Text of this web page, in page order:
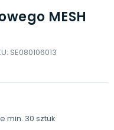
MESH
SE080106013
min. 30 sztuk